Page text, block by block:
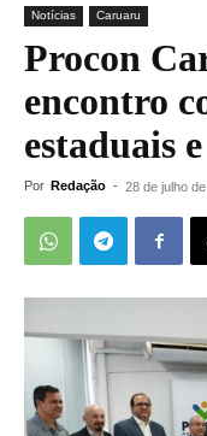
Notícias Caruaru
Procon
encontro
estaduais
Por Redação - 28 de julho